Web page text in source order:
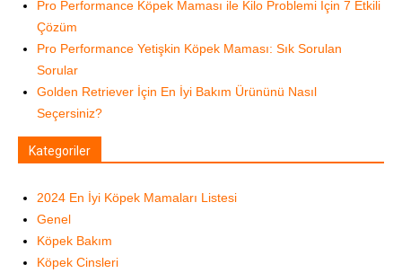
Pro Performance Köpek Maması ile Kilo Problemi İçin 7 Etkili
Çözüm
Pro Performance Yetişkin Köpek Maması: Sık Sorulan
Sorular
Golden Retriever İçin En İyi Bakım Ürününü Nasıl
Seçersiniz?
Kategoriler
2024 En İyi Köpek Mamaları Listesi
Genel
Köpek Bakım
Köpek Cinsleri